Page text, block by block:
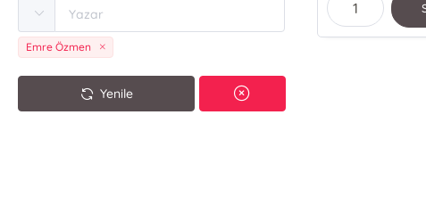
Emre Özmen
Yenile